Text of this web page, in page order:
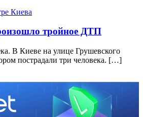
тройное ДТП
В Киеве на улице Грушевского
пострадали три человека. […]